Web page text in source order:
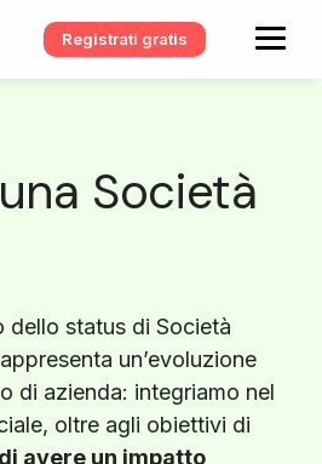
Registrati gratis
Società
dello status di Società
un’evoluzione
di azienda: integriamo nel
oltre agli obiettivi di
avere un impatto